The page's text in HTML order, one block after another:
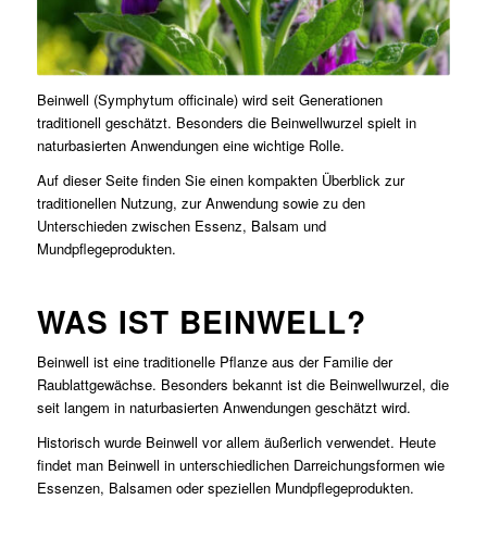
Beinwell (Symphytum officinale) wird seit Generationen
traditionell geschätzt. Besonders die Beinwellwurzel spielt in
naturbasierten Anwendungen eine wichtige Rolle.
Auf dieser Seite finden Sie einen kompakten Überblick zur
traditionellen Nutzung, zur Anwendung sowie zu den
Unterschieden zwischen Essenz, Balsam und
Mundpflegeprodukten.
WAS IST BEINWELL?
Beinwell ist eine traditionelle Pflanze aus der Familie der
Raublattgewächse. Besonders bekannt ist die Beinwellwurzel, die
seit langem in naturbasierten Anwendungen geschätzt wird.
Historisch wurde Beinwell vor allem äußerlich verwendet. Heute
findet man Beinwell in unterschiedlichen Darreichungsformen wie
Essenzen, Balsamen oder speziellen Mundpflegeprodukten.